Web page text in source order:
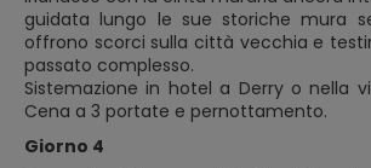
guidata lungo le sue storiche mura
offrono scorci sulla città vecchia e
passato complesso.
Sistemazione in hotel a Derry o nella
Cena a 3 portate e pernottamento.
Giorno 4